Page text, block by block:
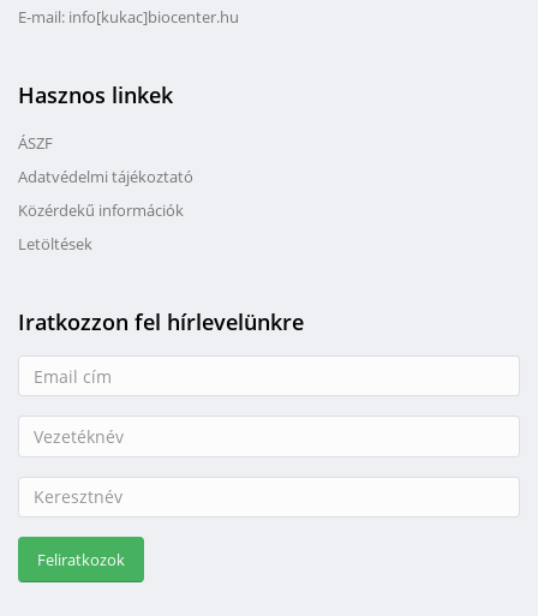
E-mail: info[kukac]biocenter.hu
Hasznos linkek
ÁSZF
Adatvédelmi tájékoztató
Közérdekű információk
Letöltések
Iratkozzon fel hírlevelünkre